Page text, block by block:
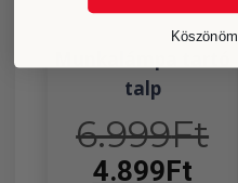
talp
6.999Ft
4.899Ft